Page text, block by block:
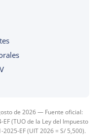
de 2026 — Fuente oficial:
EF (TUO de la Ley del Impuesto
2025-EF (UIT 2026 = S/ 5,500).